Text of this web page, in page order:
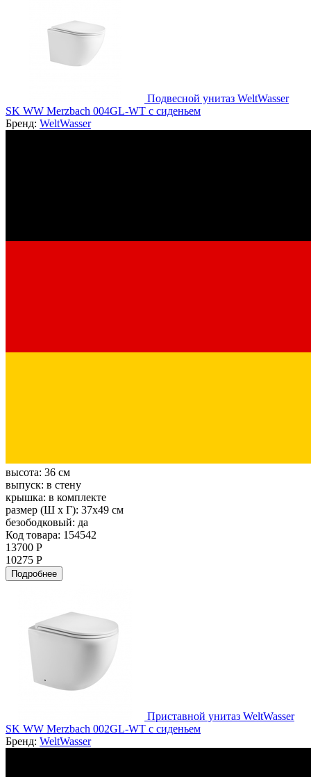
Подвесной унитаз WeltWasser
SK WW Merzbach 004GL-WT с сиденьем
Бренд: WeltWasser
высота: 36 см
выпуск: в стену
крышка: в комплекте
размер (Ш х Г): 37х49 см
безободковый: да
Код товара: 154542
13700 Р
10275 Р
Подробнее
Приставной унитаз WeltWasser
SK WW Merzbach 002GL-WT с сиденьем
Бренд: WeltWasser